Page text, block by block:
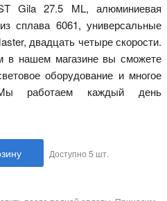
Gila 27.5 ML, алюминиевая
сплава 6061, универсальные
двадцать четыре скорости.
в нашем магазине вы сможете
оборудование и многое
работаем каждый день
Доступно 5 шт.